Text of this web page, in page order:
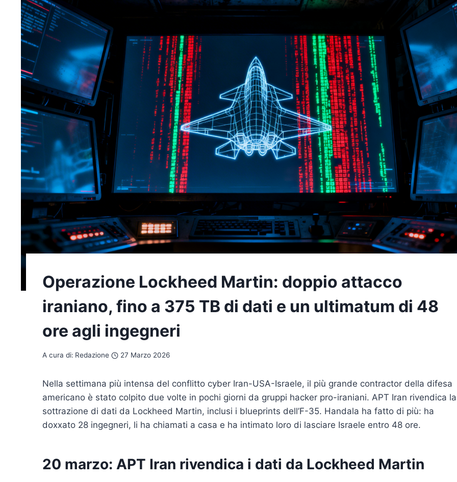
Operazione Lockheed Martin: doppio attacco
iraniano, fino a 375 TB di dati e un ultimatum di 48
ore agli ingegneri
A cura di: Redazione 27 Marzo 2026
Nella settimana più intensa del conflitto cyber Iran-USA-Israele, il più grande contractor della difesa
americano è stato colpito due volte in pochi giorni da gruppi hacker pro-iraniani. APT Iran rivendica la
sottrazione di dati da Lockheed Martin, inclusi i blueprints dell’F-35. Handala ha fatto di più: ha
doxxato 28 ingegneri, li ha chiamati a casa e ha intimato loro di lasciare Israele entro 48 ore.
20 marzo: APT Iran rivendica i dati da Lockheed Martin